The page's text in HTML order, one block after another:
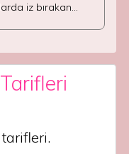
iz bırakan…